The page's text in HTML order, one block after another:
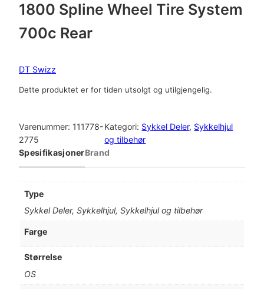
1800 Spline Wheel Tire System
700c Rear
DT Swizz
Dette produktet er for tiden utsolgt og utilgjengelig.
Varenummer: 111778-
2775
Kategori: Sykkel Deler, Sykkelhjul
og tilbehør
SpesifikasjonerBrand
Type
Sykkel Deler, Sykkelhjul, Sykkelhjul og tilbehør
Farge
Størrelse
OS